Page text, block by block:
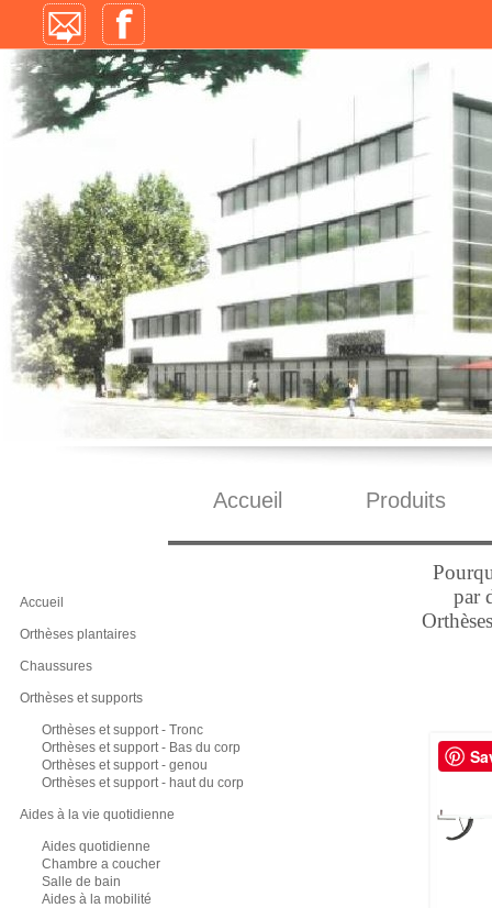
Accueil Produits
Accueil
Orthèses plantaires
Chaussures
Orthèses et supports
Orthèses et support - Tronc
Orthèses et support - Bas du corp
Orthèses et support - genou
Orthèses et support - haut du corp
Aides à la vie quotidienne
Aides quotidienne
Chambre a coucher
Salle de bain
Aides à la mobilité
par